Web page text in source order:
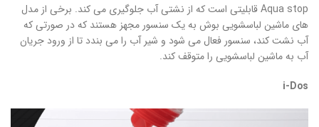
Aqua stop قابلیتی است که از نشتی آب جلوگیری می کند. برخی از مدل
های ماشین لباسشویی بوش به یک سنسور مجهز هستند که در صورتی که
آب نشت کند، سنسور فعال می شود و شیر آب را می بندد تا از ورود جریان
آب به ماشین لباسشویی را متوقف کند.
i-Dos